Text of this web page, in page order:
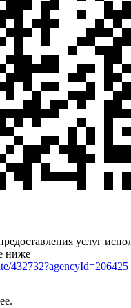
услуг
ниже
432732?agencyId=206425